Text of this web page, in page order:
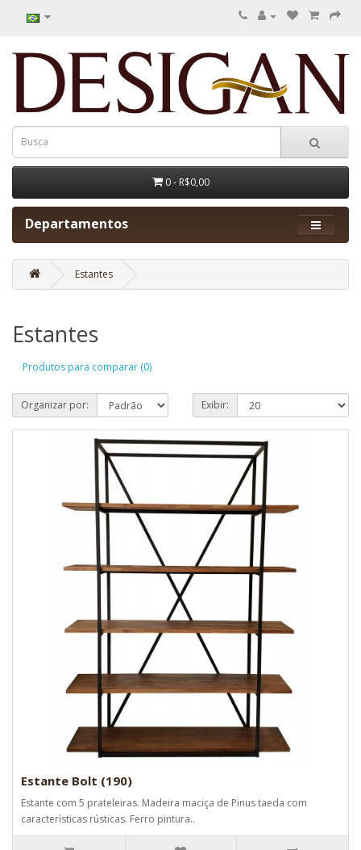
0 - R$0,00
Departamentos
Estantes
Estantes
Produtos para comparar (0)
Organizar por: Exibir:
Estante Bolt (190)
Estante com 5 prateleiras. Madeira maciça de Pinus taeda com
características rústicas. Ferro pintura..